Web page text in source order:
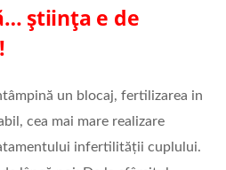
știința e de
un blocaj, fertilizarea in
cea mai mare realizare
infertilității cuplului.